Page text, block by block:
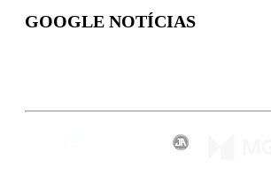
GOOGLE NOTÍCIAS